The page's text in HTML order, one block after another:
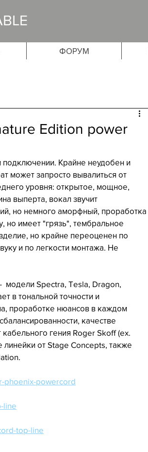
ФОРУМ
Edition power
Крайне неудобен и
может запросто вывалиться от
уровня: открытое, мощное,
выперта, вокал звучит
но немного аморфный, проработка
но имеет "грязь", тембральное
но крайне переоценен по
и по легкости монтажа. Не
модели Spectra, Tesla, Dragon,
в тональной точности и
проработке нюансов в каждом
качестве
гения Roger Skoff (ex.
от Stage Concepts, также
phoenix-powercord
line
top-line